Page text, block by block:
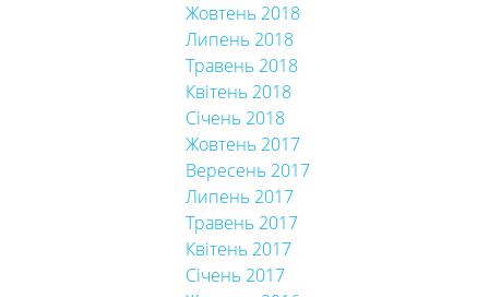
Жовтень 2018
Липень 2018
Травень 2018
Квітень 2018
Січень 2018
Жовтень 2017
Вересень 2017
Липень 2017
Травень 2017
Квітень 2017
Січень 2017